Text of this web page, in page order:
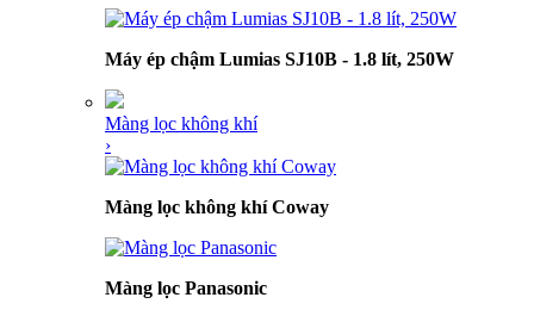
Máy ép chậm Lumias SJ10B - 1.8 lít, 250W
Màng lọc không khí
›
Màng lọc không khí Coway
Màng lọc Panasonic